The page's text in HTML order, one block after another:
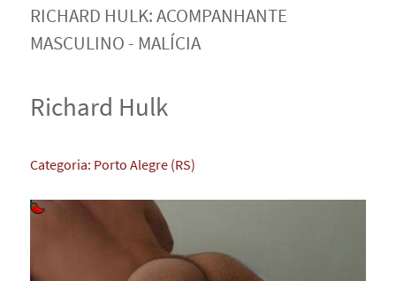
RICHARD HULK: ACOMPANHANTE
MASCULINO - MALÍCIA
Richard Hulk
Categoria: Porto Alegre (RS)